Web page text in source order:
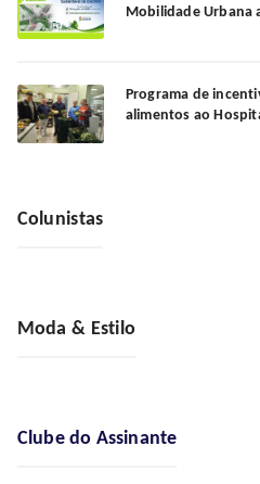
Mobilidade Urbana
Programa de
alimentos ao
Colunistas
Moda & Estilo
Clube do Assinante